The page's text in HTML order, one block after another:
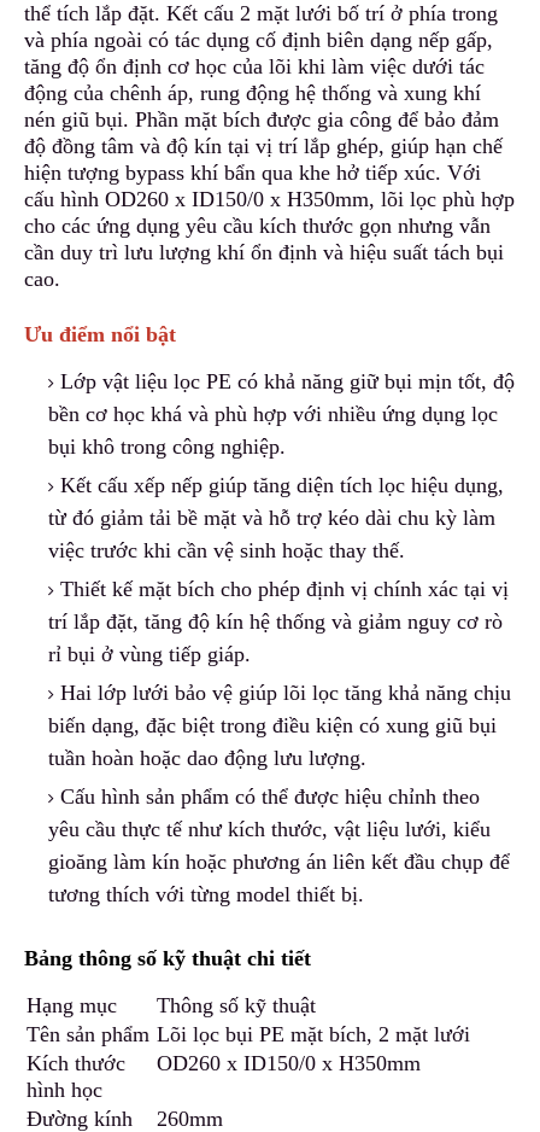
thể tích lắp đặt. Kết cấu 2 mặt lưới bố trí ở phía trong
và phía ngoài có tác dụng cố định biên dạng nếp gấp,
tăng độ ổn định cơ học của lõi khi làm việc dưới tác
động của chênh áp, rung động hệ thống và xung khí
nén giũ bụi. Phần mặt bích được gia công để bảo đảm
độ đồng tâm và độ kín tại vị trí lắp ghép, giúp hạn chế
hiện tượng bypass khí bẩn qua khe hở tiếp xúc. Với
cấu hình OD260 x ID150/0 x H350mm, lõi lọc phù hợp
cho các ứng dụng yêu cầu kích thước gọn nhưng vẫn
cần duy trì lưu lượng khí ổn định và hiệu suất tách bụi
cao.
Ưu điểm nổi bật
Lớp vật liệu lọc PE có khả năng giữ bụi mịn tốt, độ
bền cơ học khá và phù hợp với nhiều ứng dụng lọc
bụi khô trong công nghiệp.
Kết cấu xếp nếp giúp tăng diện tích lọc hiệu dụng,
từ đó giảm tải bề mặt và hỗ trợ kéo dài chu kỳ làm
việc trước khi cần vệ sinh hoặc thay thế.
Thiết kế mặt bích cho phép định vị chính xác tại vị
trí lắp đặt, tăng độ kín hệ thống và giảm nguy cơ rò
rỉ bụi ở vùng tiếp giáp.
Hai lớp lưới bảo vệ giúp lõi lọc tăng khả năng chịu
biến dạng, đặc biệt trong điều kiện có xung giũ bụi
tuần hoàn hoặc dao động lưu lượng.
Cấu hình sản phẩm có thể được hiệu chỉnh theo
yêu cầu thực tế như kích thước, vật liệu lưới, kiểu
gioăng làm kín hoặc phương án liên kết đầu chụp để
tương thích với từng model thiết bị.
Bảng thông số kỹ thuật chi tiết
Hạng mục
Thông số kỹ thuật
Tên sản phẩm Lõi lọc bụi PE mặt bích, 2 mặt lưới
Kích thước
hình học
OD260 x ID150/0 x H350mm
Đường kính
260mm